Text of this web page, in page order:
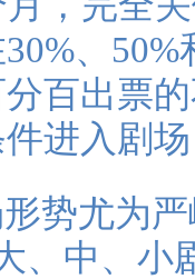
、
分百出票
进入剧
势尤为
、中、小